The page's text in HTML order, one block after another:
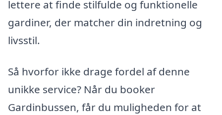
lettere at finde stilfulde og funktionelle
gardiner, der matcher din indretning og
livsstil.
Så hvorfor ikke drage fordel af denne
unikke service? Når du booker
Gardinbussen, får du muligheden for at